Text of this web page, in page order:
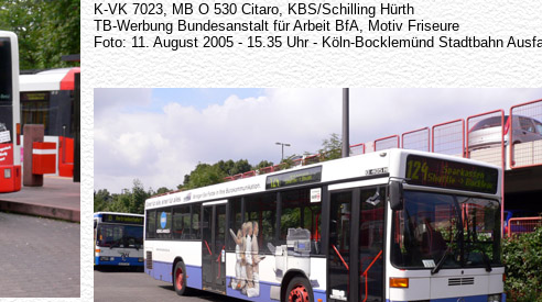
K-VK 7023, MB O 530 Citaro, KBS/Schilling Hürth
TB-Werbung Bundesanstalt für Arbeit BfA, Motiv Friseure
Foto: 11. August 2005 - 15.35 Uhr - Köln-Bocklemünd Stadtbahn